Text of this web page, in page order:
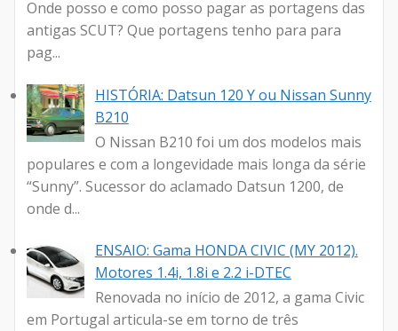
Onde posso e como posso pagar as portagens das
antigas SCUT? Que portagens tenho para para
pag...
HISTÓRIA: Datsun 120 Y ou Nissan Sunny
B210
O Nissan B210 foi um dos modelos mais
populares e com a longevidade mais longa da série
“Sunny”. Sucessor do aclamado Datsun 1200, de
onde d...
ENSAIO: Gama HONDA CIVIC (MY 2012).
Motores 1.4i, 1.8i e 2.2 i-DTEC
Renovada no início de 2012, a gama Civic
em Portugal articula-se em torno de três